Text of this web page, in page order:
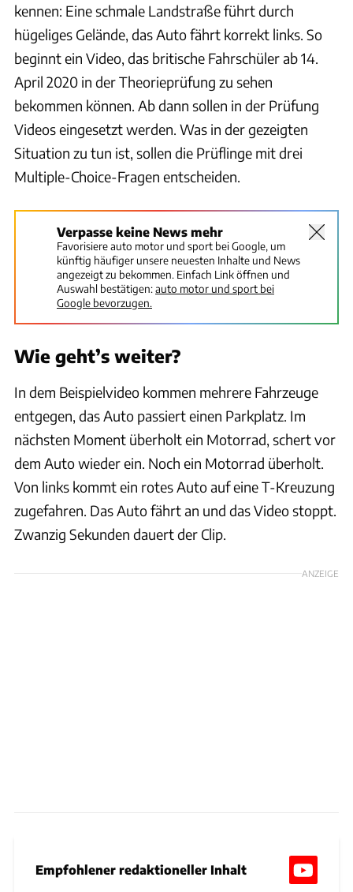
kennen: Eine schmale Landstraße führt durch
hügeliges Gelände, das Auto fährt korrekt links. So
beginnt ein Video, das britische Fahrschüler ab 14.
April 2020 in der Theorieprüfung zu sehen
bekommen können. Ab dann sollen in der Prüfung
Videos eingesetzt werden. Was in der gezeigten
Situation zu tun ist, sollen die Prüflinge mit drei
Multiple-Choice-Fragen entscheiden.
Verpasse keine News mehr
Favorisiere auto motor und sport bei Google, um
künftig häufiger unsere neuesten Inhalte und News
angezeigt zu bekommen. Einfach Link öffnen und
Auswahl bestätigen:auto motor und sport bei
Google bevorzugen.
Wie geht’s weiter?
In dem Beispielvideo kommen mehrere Fahrzeuge
entgegen, das Auto passiert einen Parkplatz. Im
nächsten Moment überholt ein Motorrad, schert vor
dem Auto wieder ein. Noch ein Motorrad überholt.
Von links kommt ein rotes Auto auf eine T-Kreuzung
zugefahren. Das Auto fährt an und das Video stoppt.
Zwanzig Sekunden dauert der Clip.
ANZEIGE
Empfohlener redaktioneller Inhalt